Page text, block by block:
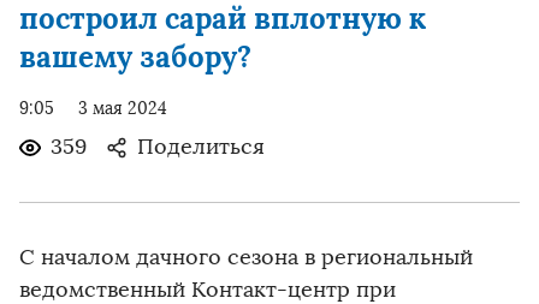
построил сарай вплотную к
вашему забору?
9:05 3 мая 2024
359 Поделиться
С началом дачного сезона в региональный
ведомственный Контакт-центр при